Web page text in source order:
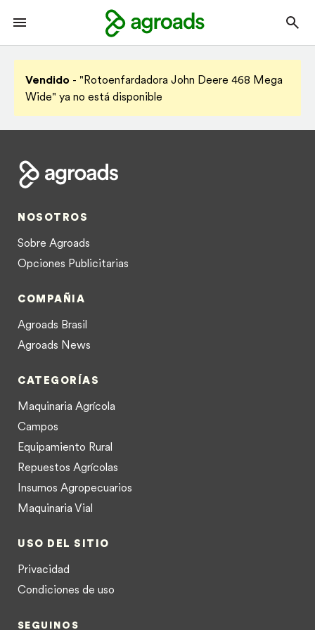
Vendido - "Rotoenfardadora John Deere 468 Mega
Wide" ya no está disponible
NOSOTROS
Sobre Agroads
Opciones Publicitarias
COMPAÑIA
Agroads Brasil
Agroads News
CATEGORÍAS
Maquinaria Agrícola
Campos
Equipamiento Rural
Repuestos Agrícolas
Insumos Agropecuarios
Maquinaria Vial
USO DEL SITIO
Privacidad
Condiciones de uso
SEGUINOS